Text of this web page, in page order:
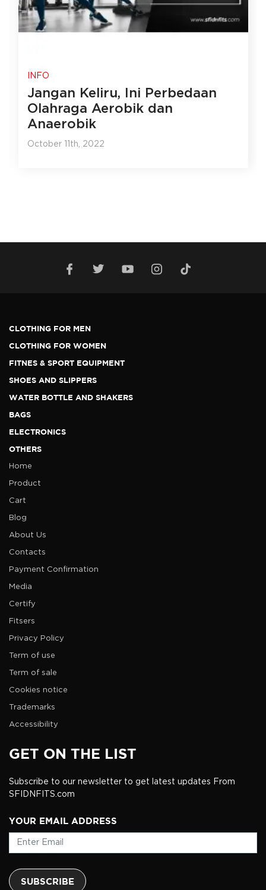
INFO
Jangan Keliru, Ini Perbedaan
Olahraga Aerobik dan
Anaerobik
October 11th, 2022
CLOTHING FOR MEN
CLOTHING FOR WOMEN
FITNES & SPORT EQUIPMENT
SHOES AND SLIPPERS
WATER BOTTLE AND SHAKERS
BAGS
ELECTRONICS
OTHERS
Home
Product
Cart
Blog
About Us
Contacts
Payment Confirmation
Media
Certify
Fitsers
Privacy Policy
Term of use
Term of sale
Cookies notice
Trademarks
Accessibility
GET ON THE LIST
Subscribe to our newsletter to get latest updates From
SFIDNFITS.com
YOUR EMAIL ADDRESS
SUBSCRIBE